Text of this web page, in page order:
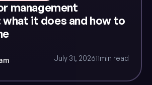
management
it does and how to
July 31, 202611min read